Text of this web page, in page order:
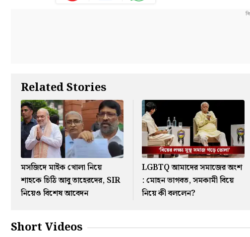
Related Stories
মসজিদে মাইক খোলা নিয়ে
শাহকে চিঠি আবু তাহেরদের, SIR
নিয়েও বিশেষ আবেদন
LGBTQ আমাদের সমাজের অংশ
: মোহন ভাগবত, সমকামী বিয়ে
নিয়ে কী বললেন?
Short Videos